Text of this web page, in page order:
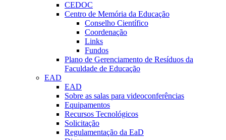
CEDOC
Centro de Memória da Educação
Conselho Científico
Coordenação
Links
Fundos
Plano de Gerenciamento de Resíduos da
Faculdade de Educação
EAD
EAD
Sobre as salas para videoconferências
Equipamentos
Recursos Tecnológicos
Solicitação
Regulamentação da EaD